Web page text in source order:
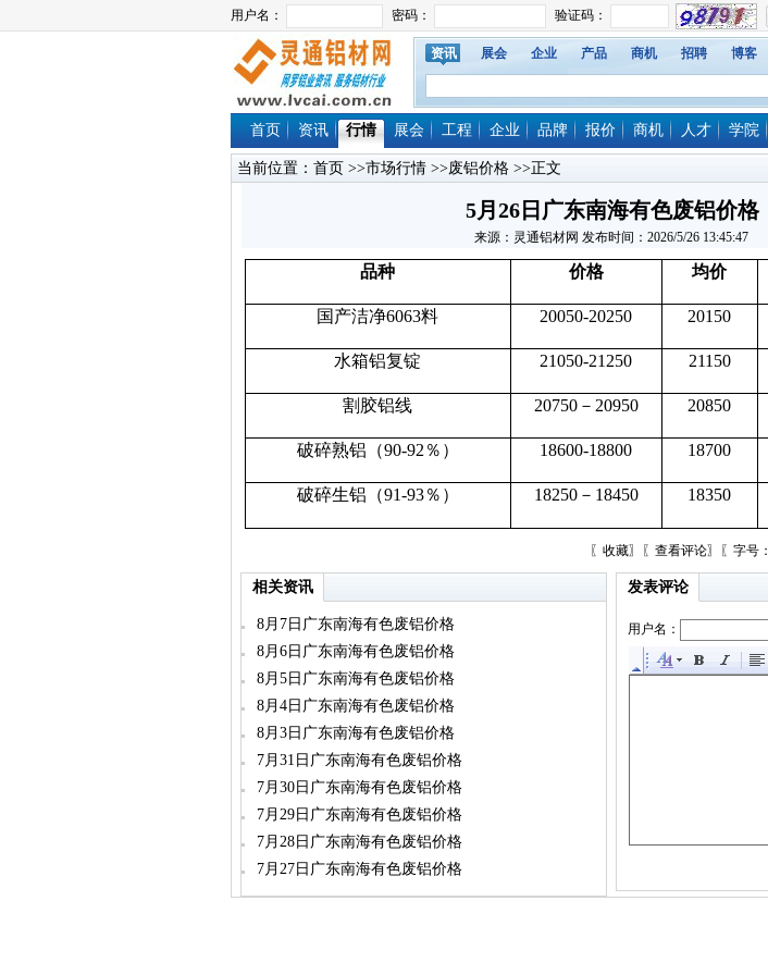
资讯 展会 企业 产品 商机 招聘 博客
首页 资讯 行情 展会 工程 企业 品牌 报价 商机 人才 学院
当前位置： 首页 >>市场行情 >>废铝价格 >>正文
5月26日广东南海有色废铝价格
来源：灵通铝材网 发布时间：2026/5/26 13:45:47
品种 价格 均价
国产洁净6063料 20050-20250 20150
水箱铝复锭 21050-21250 21150
割胶铝线 20750－20950 20850
破碎熟铝（90-92％） 18600-18800 18700
破碎生铝（91-93％） 18250－18450 18350
〖 收藏〗〖 查看评论〗〖字号：
相关资讯
8月7日广东南海有色废铝价格
8月6日广东南海有色废铝价格
8月5日广东南海有色废铝价格
8月4日广东南海有色废铝价格
8月3日广东南海有色废铝价格
7月31日广东南海有色废铝价格
7月30日广东南海有色废铝价格
7月29日广东南海有色废铝价格
7月28日广东南海有色废铝价格
7月27日广东南海有色废铝价格
发表评论
用户名：